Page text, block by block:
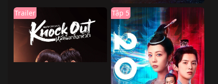
Trailer Tập 5